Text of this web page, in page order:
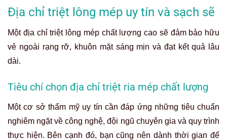
Địa chỉ triệt lông mép uy tín và sạch sẽ
Một địa chỉ triệt lông mép chất lượng cao sẽ đảm bảo hữu
vẻ ngoài rạng rỡ, khuôn mặt sáng mịn và đạt kết quả lâu
dài.
Tiêu chí chọn địa chỉ triệt ria mép chất lượng
Một cơ sở thẩm mỹ uy tín cần đáp ứng những tiêu chuẩn
nghiêm ngặt về công nghệ, đội ngũ chuyên gia và quy trình
thực hiện. Bên cạnh đó, bạn cũng nên dành thời gian để